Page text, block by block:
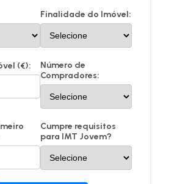
Finalidade do Imóvel:
(€):
Número de
Compradores:
Cumpre requisitos
para IMT Jovem?